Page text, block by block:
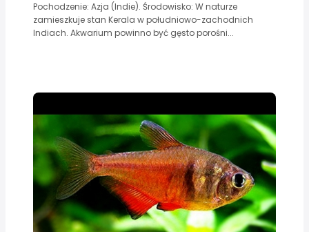
Pochodzenie: Azja (Indie). Środowisko: W naturze
zamieszkuje stan Kerala w południowo-zachodnich
Indiach. Akwarium powinno być gęsto porośni...